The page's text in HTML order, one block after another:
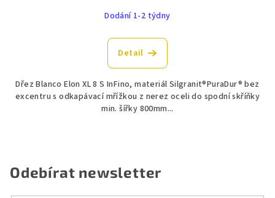
Dodání 1-2 týdny
Detail
Dřez Blanco Elon XL 8 S InFino, materiál Silgranit®PuraDur® bez
excentru s odkapávací mřížkou z nerez oceli do spodní skříňky
min. šířky 800mm...
Odebírat newsletter